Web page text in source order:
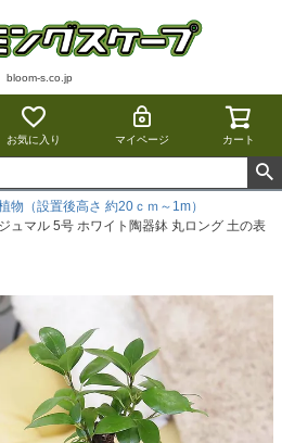
bloom-s.co.jp
お気に入り マイページ カート
物（設置後高さ 約20ｃｍ～1m）
ュマル 5号 ホワイト陶器鉢 丸ロング 土の表